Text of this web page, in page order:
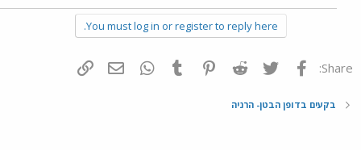
You must log in or register to reply here.
Share: פייסבוק Twitter
Reddit
Pinterest
Tumblr
WhatsAppדואר אלקטרוני
בקעים בדופן הבטן- הרניה